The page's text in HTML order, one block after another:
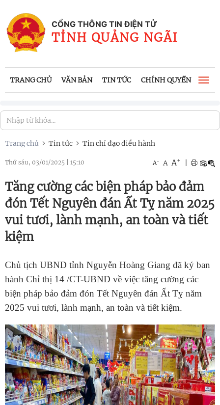
CỔNG THÔNG TIN ĐIỆN TỬ
TỈNH QUẢNG NGÃI
TRANG CHỦ VĂN BẢN TIN TỨC CHÍNH QUYỀN
Trang chủ Tin tức Tin chỉ đạo điều hành
Thứ sáu, 03/01/2025 15:10 A- A A+
Tăng cường các biện pháp bảo đảm
đón Tết Nguyên đán Ất Tỵ năm 2025
vui tươi, lành mạnh, an toàn và tiết
kiệm
Chủ tịch UBND tỉnh Nguyễn Hoàng Giang đã ký ban
hành Chỉ thị 14 /CT-UBND về việc tăng cường các
biện pháp bảo đảm đón Tết Nguyên đán Ất Tỵ năm
2025 vui tươi, lành mạnh, an toàn và tiết kiệm.